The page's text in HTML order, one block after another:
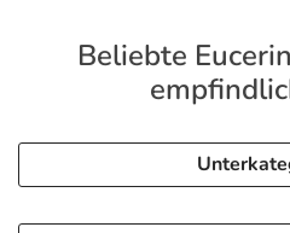
Sanitätshaus
Tierapotheke
Sommerpflege für Haar
Täglich gut versorgt
R(h)ein Nutrition Deals
Refluthin, Lasea &
Salus Deals
Beliebte